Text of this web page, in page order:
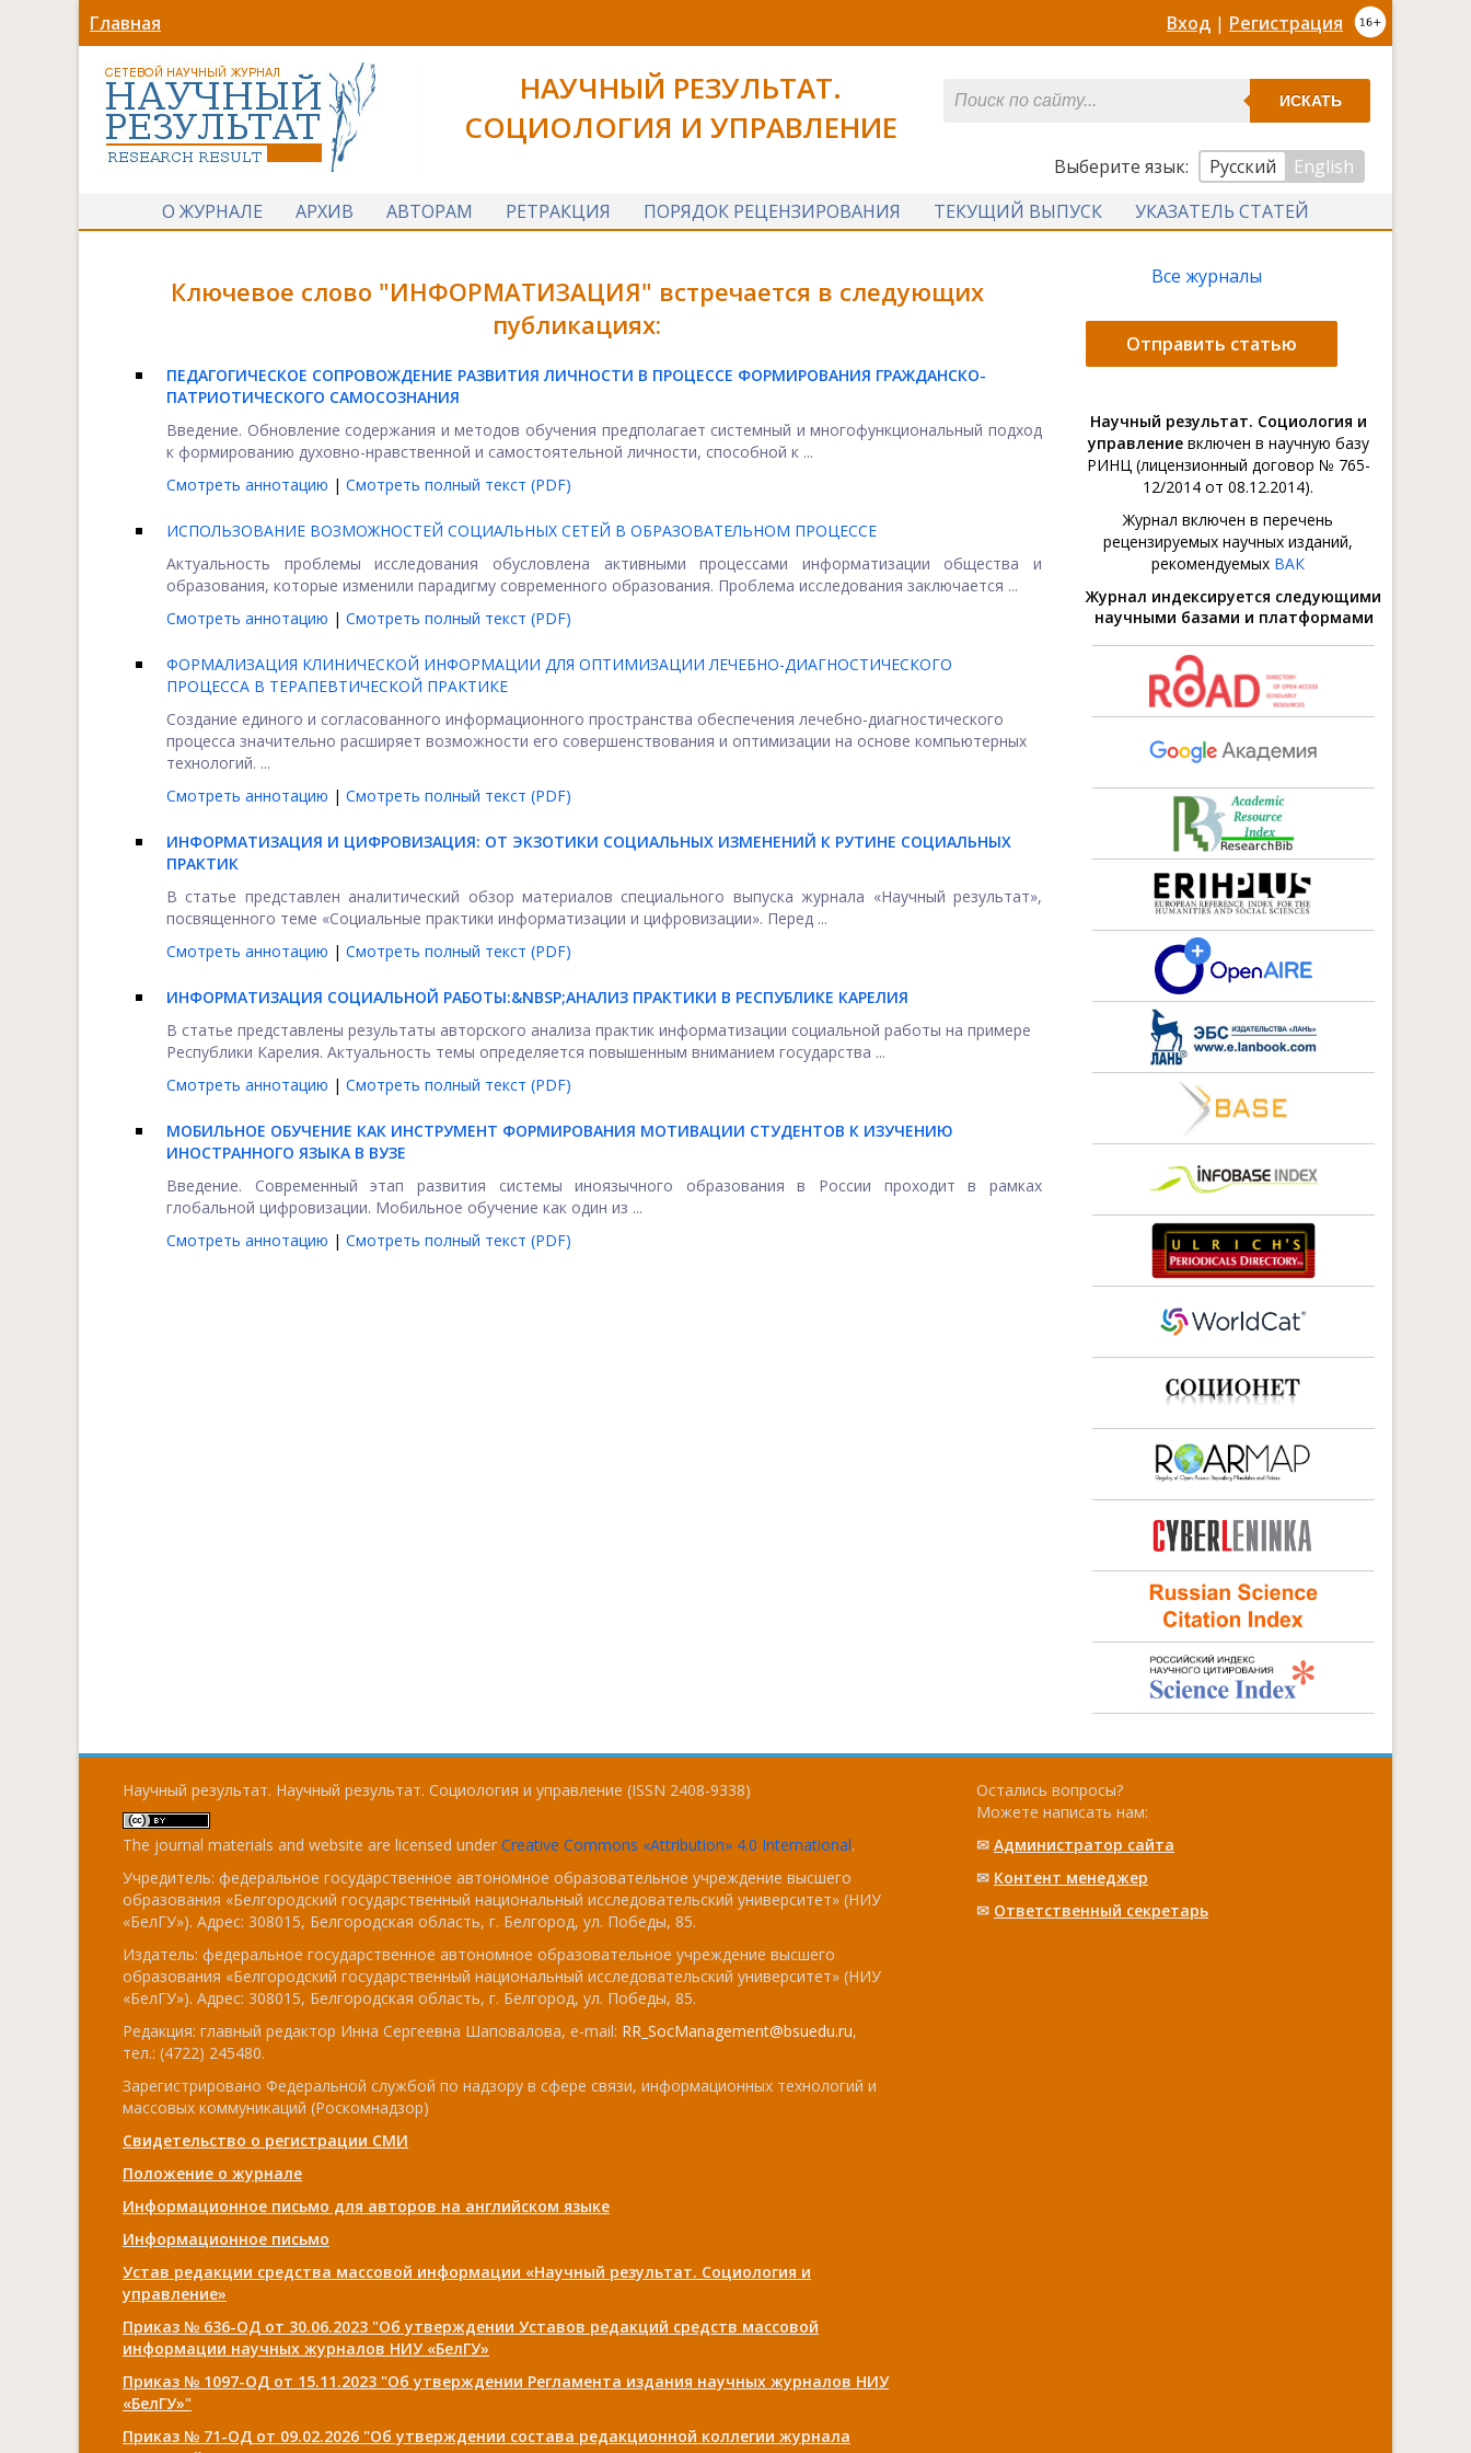
Главная Вход | Регистрация
НАУЧНЫЙ РЕЗУЛЬТАТ.
СОЦИОЛОГИЯ И УПРАВЛЕНИЕ
ИСКАТЬ
Выберите язык: Русский
English
О ЖУРНАЛЕ
АРХИВ АВТОРАМ РЕТРАКЦИЯ ПОРЯДОК РЕЦЕНЗИРОВАНИЯ ТЕКУЩИЙ ВЫПУСК УКАЗАТЕЛЬ СТАТЕЙ
Ключевое слово "ИНФОРМАТИЗАЦИЯ" встречается в следующих
публикациях:
ПЕДАГОГИЧЕСКОЕ СОПРОВОЖДЕНИЕ РАЗВИТИЯ ЛИЧНОСТИ В ПРОЦЕССЕ ФОРМИРОВАНИЯ ГРАЖДАНСКО-
ПАТРИОТИЧЕСКОГО САМОСОЗНАНИЯ
Введение. Обновление содержания и методов обучения предполагает системный и многофункциональный подход
к формированию духовно-нравственной и самостоятельной личности, способной к ...
Смотреть аннотацию | Смотреть полный текст (PDF)
ИСПОЛЬЗОВАНИЕ ВОЗМОЖНОСТЕЙ СОЦИАЛЬНЫХ СЕТЕЙ В ОБРАЗОВАТЕЛЬНОМ ПРОЦЕССЕ
Актуальность проблемы исследования обусловлена активными процессами информатизации общества и
образования, которые изменили парадигму современного образования. Проблема исследования заключается ...
Смотреть аннотацию | Смотреть полный текст (PDF)
ФОРМАЛИЗАЦИЯ КЛИНИЧЕСКОЙ ИНФОРМАЦИИ ДЛЯ ОПТИМИЗАЦИИ ЛЕЧЕБНО-ДИАГНОСТИЧЕСКОГО
ПРОЦЕССА В ТЕРАПЕВТИЧЕСКОЙ ПРАКТИКЕ
Создание единого и согласованного информационного пространства обеспечения лечебно-диагностического
процесса значительно расширяет возможности его совершенствования и оптимизации на основе компьютерных
технологий. ...
Смотреть аннотацию | Смотреть полный текст (PDF)
ИНФОРМАТИЗАЦИЯ И ЦИФРОВИЗАЦИЯ: ОТ ЭКЗОТИКИ СОЦИАЛЬНЫХ ИЗМЕНЕНИЙ К РУТИНЕ СОЦИАЛЬНЫХ
ПРАКТИК
В статье представлен аналитический обзор материалов специального выпуска журнала «Научный результат»,
посвященного теме «Социальные практики информатизации и цифровизации». Перед ...
Смотреть аннотацию | Смотреть полный текст (PDF)
ИНФОРМАТИЗАЦИЯ СОЦИАЛЬНОЙ РАБОТЫ:&NBSP;АНАЛИЗ ПРАКТИКИ В РЕСПУБЛИКЕ КАРЕЛИЯ
В статье представлены результаты авторского анализа практик информатизации социальной работы на примере
Республики Карелия. Актуальность темы определяется повышенным вниманием государства ...
Смотреть аннотацию | Смотреть полный текст (PDF)
МОБИЛЬНОЕ ОБУЧЕНИЕ КАК ИНСТРУМЕНТ ФОРМИРОВАНИЯ МОТИВАЦИИ СТУДЕНТОВ К ИЗУЧЕНИЮ
ИНОСТРАННОГО ЯЗЫКА В ВУЗЕ
Введение. Современный этап развития системы иноязычного образования в России проходит в рамках
глобальной цифровизации. Мобильное обучение как один из ...
Смотреть аннотацию | Смотреть полный текст (PDF)
Все журналы
Отправить статью
Научный результат. Социология и
управлениевключен в научную базу
РИНЦ (лицензионный договор № 765-
12/2014 от 08.12.2014).
Журнал включен в перечень
рецензируемых научных изданий,
рекомендуемых ВАК
Журнал индексируется следующими
научными базами и платформами
Научный результат. Научный результат. Социология и управление (ISSN 2408-9338)
The journal materials and website are licensed under Creative Commons «Attribution» 4.0 International.
Учредитель: федеральное государственное автономное образовательное учреждение высшего
образования «Белгородский государственный национальный исследовательский университет» (НИУ
«БелГУ»). Адрес: 308015, Белгородская область, г. Белгород, ул. Победы, 85.
Издатель: федеральное государственное автономное образовательное учреждение высшего
образования «Белгородский государственный национальный исследовательский университет» (НИУ
«БелГУ»). Адрес: 308015, Белгородская область, г. Белгород, ул. Победы, 85.
Редакция: главный редактор Инна Сергеевна Шаповалова, e-mail: RR_SocManagement@bsuedu.ru,
тел.: (4722) 245480.
Зарегистрировано Федеральной службой по надзору в сфере связи, информационных технологий и
массовых коммуникаций (Роскомнадзор)
Свидетельство о регистрации СМИ
Положение о журнале
Информационное письмо для авторов на английском языке
Информационное письмо
Устав редакции средства массовой информации «Научный результат. Социология и
управление»
Приказ № 636-ОД от 30.06.2023 "Об утверждении Уставов редакций средств массовой
информации научных журналов НИУ «БелГУ»
Приказ № 1097-ОД от 15.11.2023 "Об утверждении Регламента издания научных журналов НИУ
«БелГУ»"
Приказ № 71-ОД от 09.02.2026 "Об утверждении состава редакционной коллегии журнала
Остались вопросы?
Можете написать нам:
✉ Администратор сайта
✉ Контент менеджер
✉ Ответственный cекретарь